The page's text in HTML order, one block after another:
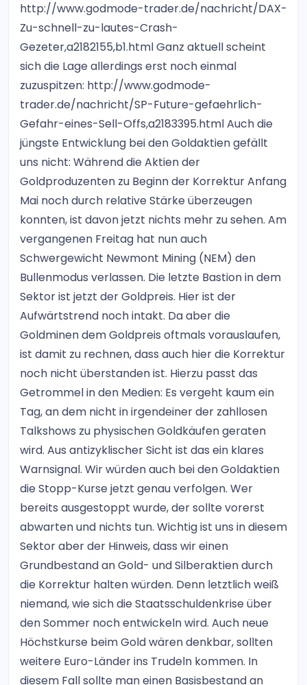
http://www.godmode-trader.de/nachricht/DAX-
Zu-schnell-zu-lautes-Crash-
Gezeter,a2182155,b1.html Ganz aktuell scheint
sich die Lage allerdings erst noch einmal
zuzuspitzen: http://www.godmode-
trader.de/nachricht/SP-Future-gefaehrlich-
Gefahr-eines-Sell-Offs,a2183395.html Auch die
jüngste Entwicklung bei den Goldaktien gefällt
uns nicht: Während die Aktien der
Goldproduzenten zu Beginn der Korrektur Anfang
Mai noch durch relative Stärke überzeugen
konnten, ist davon jetzt nichts mehr zu sehen. Am
vergangenen Freitag hat nun auch
Schwergewicht Newmont Mining (NEM) den
Bullenmodus verlassen. Die letzte Bastion in dem
Sektor ist jetzt der Goldpreis. Hier ist der
Aufwärtstrend noch intakt. Da aber die
Goldminen dem Goldpreis oftmals vorauslaufen,
ist damit zu rechnen, dass auch hier die Korrektur
noch nicht überstanden ist. Hierzu passt das
Getrommel in den Medien: Es vergeht kaum ein
Tag, an dem nicht in irgendeiner der zahllosen
Talkshows zu physischen Goldkäufen geraten
wird. Aus antizyklischer Sicht ist das ein klares
Warnsignal. Wir würden auch bei den Goldaktien
die Stopp-Kurse jetzt genau verfolgen. Wer
bereits ausgestoppt wurde, der sollte vorerst
abwarten und nichts tun. Wichtig ist uns in diesem
Sektor aber der Hinweis, dass wir einen
Grundbestand an Gold- und Silberaktien durch
die Korrektur halten würden. Denn letztlich weiß
niemand, wie sich die Staatsschuldenkrise über
den Sommer noch entwickeln wird. Auch neue
Höchstkurse beim Gold wären denkbar, sollten
weitere Euro-Länder ins Trudeln kommen. In
diesem Fall sollte man einen Basisbestand an